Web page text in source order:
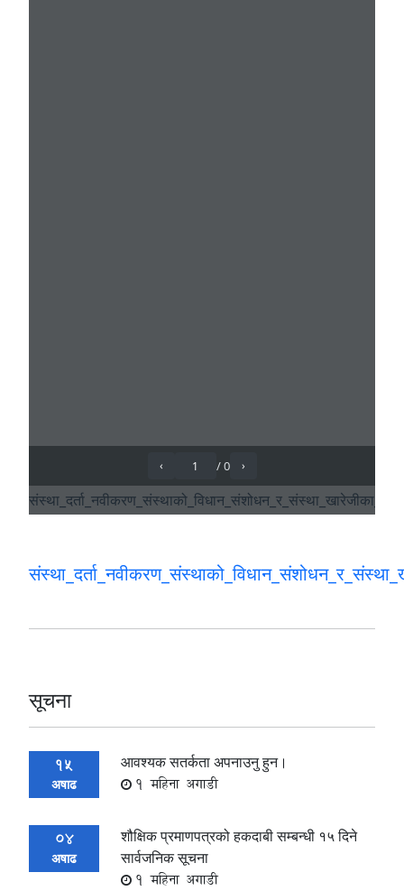
सूचना
15
अषाढ
आवश्यक सतर्कता अपनाउनु हुन।
1 महिना अगाडी
04
अषाढ
शौक्षिक प्रमाणपत्रको हकदाबी सम्बन्धी १५ दिने
सार्वजनिक सूचना
1 महिना अगाडी